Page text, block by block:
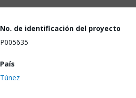
No. de identificación del proyecto
P005635
País
Túnez